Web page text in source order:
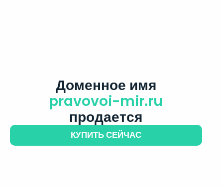
Доменное имя
pravovoi-mir.ru
продается
КУПИТЬ СЕЙЧАС